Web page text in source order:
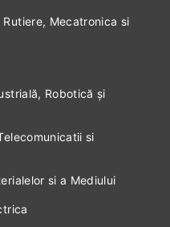
Mecatronica si
Robotică și
si
si a Mediului